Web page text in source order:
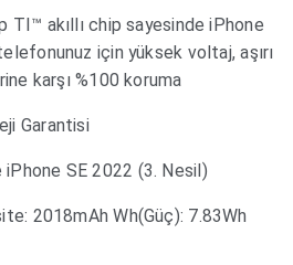
TI™ akıllı chip sayesinde iPhone
için yüksek voltaj, aşırı
karşı %100 koruma
Garantisi
SE 2022 (3. Nesil)
2018mAh Wh(Güç): 7.83Wh